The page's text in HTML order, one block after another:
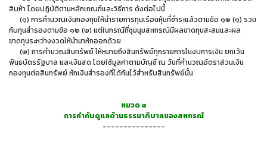
สิบห้า โดยปฏิบัติตามหลักเกณฑ์และวิธีการ ดังต่อไปนี้
(๑) การคำนวณเงินกองทุนให้นำรายการทุนเรือนหุ้นที่ชำระแล้วตามข้อ ๑๒ (๑) รวม
กับทุนสำรองตามข้อ ๑๒ (๒) แต่ในกรณีที่ชุมนุมสหกรณ์มีผลขาดทุนสะสมและผล
ขาดทุนระหว่างงวดให้นำมาหักออกด้วย
(๒) การคำนวณสินทรัพย์ ให้หมายถึงสินทรัพย์ทุกรายการในงบการเงิน ยกเว้น
พันธบัตรรัฐบาล และเงินสด โดยใช้มูลค่าตามบัญชี ณ วันที่คำนวณอัตราส่วนเงิน
กองทุนต่อสินทรัพย์ หักเงินสำรองที่ได้กันไว้สำหรับสินทรัพย์นั้น
หมวด ๔
การกำกับดูแลด้านธรรมาภิบาลของสหกรณ์
---------------